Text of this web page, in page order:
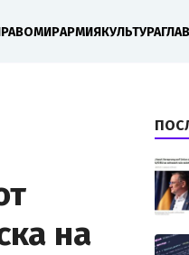
МИРАРМИЯКУЛЬТУРА
на